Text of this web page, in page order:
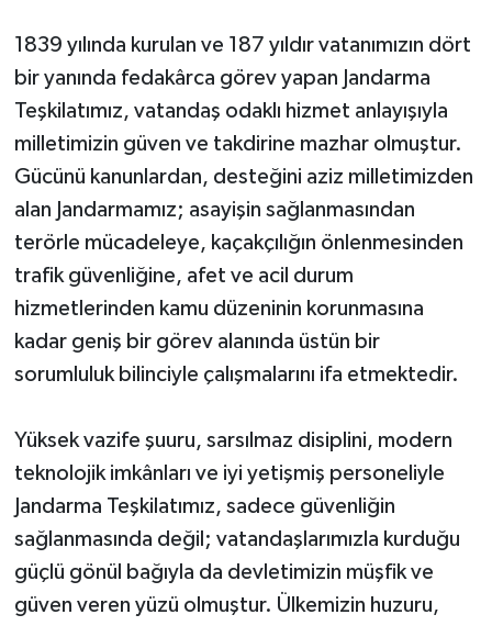
1839 yılında kurulan ve 187 yıldır vatanımızın dört
bir yanında fedakârca görev yapan Jandarma
Teşkilatımız, vatandaş odaklı hizmet anlayışıyla
milletimizin güven ve takdirine mazhar olmuştur.
Gücünü kanunlardan, desteğini aziz milletimizden
alan Jandarmamız; asayişin sağlanmasından
terörle mücadeleye, kaçakçılığın önlenmesinden
trafik güvenliğine, afet ve acil durum
hizmetlerinden kamu düzeninin korunmasına
kadar geniş bir görev alanında üstün bir
sorumluluk bilinciyle çalışmalarını ifa etmektedir.
Yüksek vazife şuuru, sarsılmaz disiplini, modern
teknolojik imkânları ve iyi yetişmiş personeliyle
Jandarma Teşkilatımız, sadece güvenliğin
sağlanmasında değil; vatandaşlarımızla kurduğu
güçlü gönül bağıyla da devletimizin müşfik ve
güven veren yüzü olmuştur. Ülkemizin huzuru,